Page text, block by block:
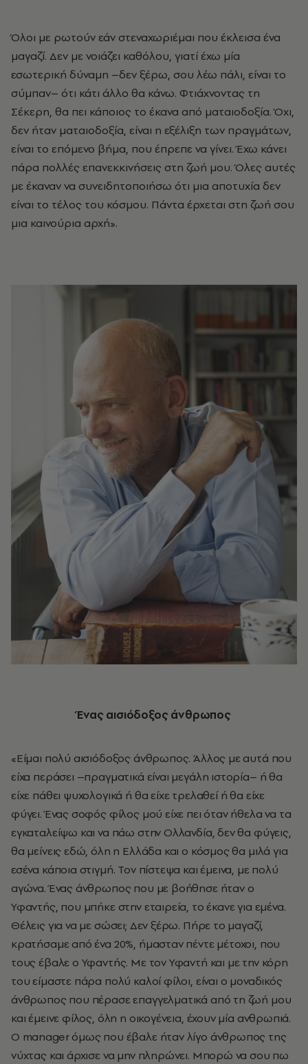
Όλοι με ρωτούν εάν στεναχωριέμαι που έκλεισα ένα
μαγαζί. Δεν με νοιάζει καθόλου, γιατί έχω μία
εσωτερική δύναμη –δεν ξέρω, σου λέω πάλι, είναι το
σύμπαν– ότι κάτι άλλο θα κάνω. Φτιάχνοντας τη
Σέκερη, θα πει κάποιος το έκανα από ματαιοδοξία. Όχι,
δεν ήταν ματαιοδοξία, είναι η εξέλιξη των πραγμάτων,
είναι το επόμενο βήμα, που έπρεπε να γίνει. Έχω κάνει
πάρα πολλές επανεκκινήσεις στη ζωή μου. Όλες αυτές
με έκαναν να συνειδητοποιήσω ότι μια αποτυχία δεν
είναι το τέλος του κόσμου. Πάντα έρχεται στη ζωή σου
μια καινούρια αρχή».
Ένας αισιόδοξος άνθρωπος
«Είμαι πολύ αισιόδοξος άνθρωπος. Άλλος με αυτά που
είχα περάσει –πραγματικά είναι μεγάλη ιστορία– ή θα
είχε πάθει ψυχολογικά ή θα είχε τρελαθεί ή θα είχε
φύγει. Ένας σοφός φίλος μού είχε πει όταν ήθελα να τα
εγκαταλείψω και να πάω στην Ολλανδία, δεν θα φύγεις,
θα μείνεις εδώ, όλη η Ελλάδα και ο κόσμος θα μιλά για
εσένα κάποια στιγμή. Τον πίστεψα και έμεινα, με πολύ
αγώνα. Ένας άνθρωπος που με βοήθησε ήταν ο
Υφαντής, που μπήκε στην εταιρεία, το έκανε για εμένα.
Θέλεις για να με σώσει; Δεν ξέρω. Πήρε το μαγαζί,
κρατήσαμε από ένα 20%, ήμασταν πέντε μέτοχοι, που
τους έβαλε ο Υφαντής. Με τον Υφαντή και με την κόρη
του είμαστε πάρα πολύ καλοί φίλοι, είναι ο μοναδικός
άνθρωπος που πέρασε επαγγελματικά από τη ζωή μου
και έμεινε φίλος, όλη η οικογένεια, έχουν μία ανθρωπιά.
Ο manager όμως που έβαλε ήταν λίγο άνθρωπος της
νύχτας και άρχισε να μην πληρώνει. Μπορώ να σου πω